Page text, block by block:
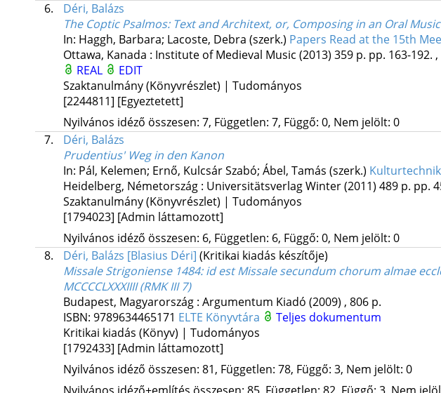
6.
Déri, Balázs
The Coptic Psalmos: Text and Architext, or, Composing in an Oral
In: Haggh, Barbara; Lacoste, Debra (szerk.) Papers Read at the 15th
Ottawa, Kanada : Institute of Medieval Music (2013) 359 p. pp. 163-192. ,
REAL
EDIT
Szaktanulmány (Könyvrészlet) | Tudományos
[2244811] [Egyeztetett]
Nyilvános idéző összesen: 7, Független: 7, Függő: 0, Nem jelölt: 0
7.
Déri, Balázs
Prudentius' Weg in den Kanon
In: Pál, Kelemen; Ernő, Kulcsár Szabó; Ábel, Tamás (szerk.)
Heidelberg, Németország : Universitätsverlag Winter(2011) 489 p. pp.
Szaktanulmány (Könyvrészlet) | Tudományos
[1794023] [Admin láttamozott]
Nyilvános idéző összesen: 6, Független: 6, Függő: 0, Nem jelölt: 0
8.
Déri, Balázs [Blasius Déri] (Kritikai kiadás készítője)
Missale Strigoniense 1484: id est Missale secundum chorum almae
MCCCCLXXXIIII (RMK III 7)
Budapest, Magyarország : Argumentum Kiadó (2009) , 806 p.
ISBN: 9789634465171 ELTE Könyvtára
Teljes dokumentum
Kritikai kiadás (Könyv) | Tudományos
[1792433] [Admin láttamozott]
Nyilvános idéző összesen: 81, Független: 78, Függő: 3, Nem jelölt: 0